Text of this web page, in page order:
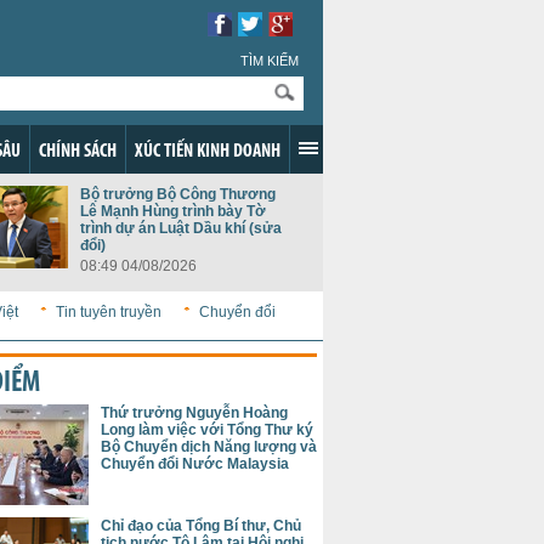
TÌM KIẾM
CHÍNH SÁCH XÚC TIẾN KINH DOANH
Bộ trưởng Bộ Công Thương
Lê Mạnh Hùng trình bày Tờ
trình dự án Luật Dầu khí (sửa
đổi)
08:49 04/08/2026
Tin tuyên truyền
Chuyển đổi
Thứ trưởng Nguyễn Hoàng
Long làm việc với Tổng Thư ký
Bộ Chuyển dịch Năng lượng và
Chuyển đổi Nước Malaysia
Chỉ đạo của Tổng Bí thư, Chủ